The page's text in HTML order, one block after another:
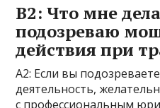
В2: Что мне
подозреваю
действия при
A2: Если вы
деятельность,
с профессиональным